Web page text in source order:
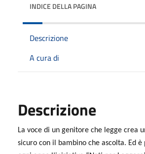
INDICE DELLA PAGINA
Descrizione
A cura di
Descrizione
La voce di un genitore che legge crea
sicuro con il bambino che ascolta. Ed è